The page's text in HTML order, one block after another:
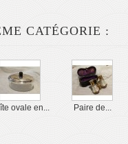
CATÉGORIE :
ovale en... Paire de...